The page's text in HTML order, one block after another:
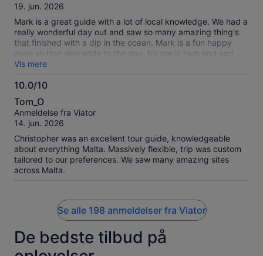
af
19. jun. 2026
Mark is a great guide with a lot of local knowledge. We had a
really wonderful day out and saw so many amazing thing's
that finished with a dip in the ocean. Mark is a fun happy
guys so that also adds to the day, his car is high end and
extremely comfortable and spacious. We had a fantastic day
seeing the sights and ruins of Malta
Vis mere
10.0/10
10.0
ud
af
Tom_O
Anmeldelse fra Viator
14. jun. 2026
Christopher was an excellent tour guide, knowledgeable
about everything Malta. Massively flexible, trip was custom
tailored to our preferences. We saw many amazing sites
across Malta.
Se alle 198 anmeldelser fra Viator
De bedste tilbud på